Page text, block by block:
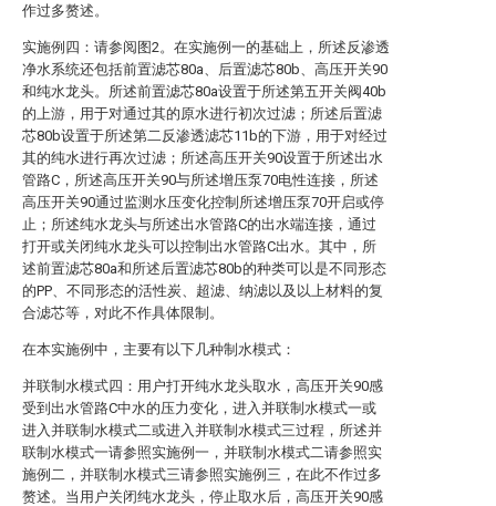
作过多赘述。
实施例四：请参阅图2。在实施例一的基础上，所述反渗透
净水系统还包括前置滤芯80a、后置滤芯80b、高压开关90
和纯水龙头。所述前置滤芯80a设置于所述第五开关阀40b
的上游，用于对通过其的原水进行初次过滤；所述后置滤
芯80b设置于所述第二反渗透滤芯11b的下游，用于对经过
其的纯水进行再次过滤；所述高压开关90设置于所述出水
管路C，所述高压开关90与所述增压泵70电性连接，所述
高压开关90通过监测水压变化控制所述增压泵70开启或停
止；所述纯水龙头与所述出水管路C的出水端连接，通过
打开或关闭纯水龙头可以控制出水管路C出水。其中，所
述前置滤芯80a和所述后置滤芯80b的种类可以是不同形态
的PP、不同形态的活性炭、超滤、纳滤以及以上材料的复
合滤芯等，对此不作具体限制。
在本实施例中，主要有以下几种制水模式：
并联制水模式四：用户打开纯水龙头取水，高压开关90感
受到出水管路C中水的压力变化，进入并联制水模式一或
进入并联制水模式二或进入并联制水模式三过程，所述并
联制水模式一请参照实施例一，并联制水模式二请参照实
施例二，并联制水模式三请参照实施例三，在此不作过多
赘述。当用户关闭纯水龙头，停止取水后，高压开关90感